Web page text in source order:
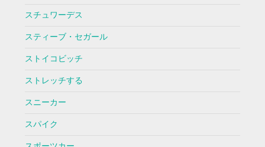
スチュワーデス
スティーブ・セガール
ストイコビッチ
ストレッチする
スニーカー
スパイク